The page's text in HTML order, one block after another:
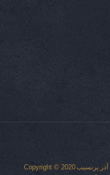
آذر پرنسیب Copyright © 2020